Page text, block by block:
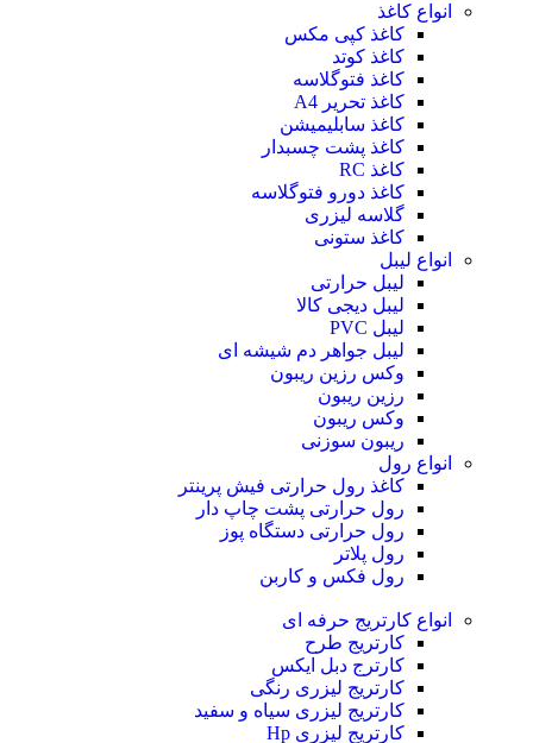
انواع کاغذ
کاغذ کپی مکس
کاغذ کوتد
کاغذ فتوگلاسه
کاغذ تحریر A4
کاغذ سابلیمیشن
کاغذ پشت چسبدار
کاغذ RC
کاغذ دورو فتوگلاسه
گلاسه لیزری
کاغذ ستونی
انواع لیبل
لیبل حرارتی
لیبل دیجی کالا
لیبل PVC
لیبل جواهر دم شیشه ای
وکس رزین ریبون
رزین ریبون
وکس ریبون
ریبون سوزنی
انواع رول
کاغذ رول حرارتی فیش پرینتر
رول حرارتی پشت چاپ دار
رول حرارتی دستگاه پوز
رول پلاتر
رول فکس و کاربن
انواع کارتریج حرفه ای
کارتریج طرح
کارترج دبل ایکس
کارتریج لیزری رنگی
کارتریج لیزری سیاه و سفید
کارتریج لیزری Hp